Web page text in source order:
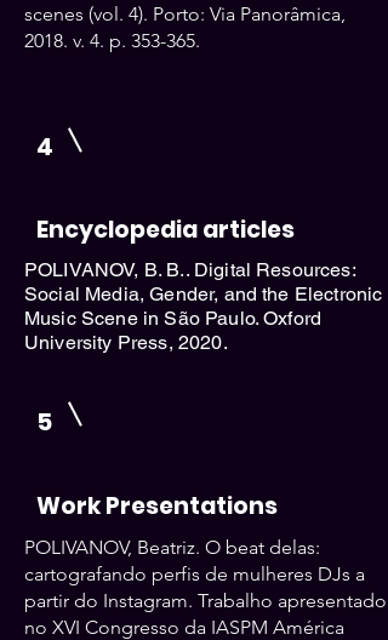
scenes (vol. 4). Porto: Via Panorâmica,
2018. v. 4. p. 353-365.
4
Encyclopedia articles
POLIVANOV, B. B.. Digital Resources:
Social Media, Gender, and the Electronic
Music Scene in São Paulo. Oxford
University Press, 2020.
5
Work Presentations
POLIVANOV, Beatriz. O beat delas:
cartografando perfis de mulheres DJs a
partir do Instagram. Trabalho apresentado
no XVI Congresso da IASPM América